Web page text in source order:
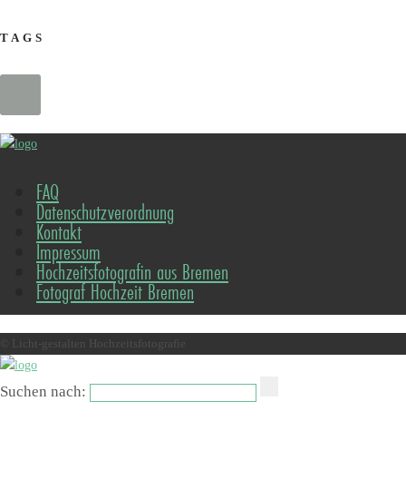
TAGS
FAQ
Datenschutzverordnung
Kontakt
Impressum
Hochzeitsfotografin aus Bremen
Fotograf Hochzeit Bremen
© Licht-gestalten Hochzeitsfotografie
Suchen nach: